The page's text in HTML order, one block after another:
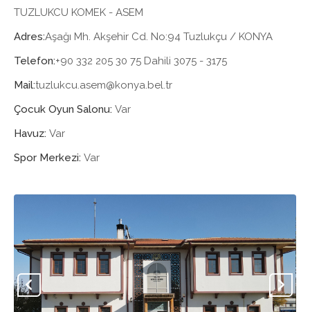
TUZLUKCU KOMEK - ASEM
Adres:Aşağı Mh. Akşehir Cd. No:94 Tuzlukçu / KONYA
Telefon:+90 332 205 30 75 Dahili 3075 - 3175
Mail:tuzlukcu.asem@konya.bel.tr
Çocuk Oyun Salonu: Var
Havuz: Var
Spor Merkezi: Var